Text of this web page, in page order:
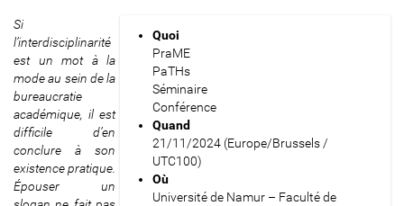
h
t
t
p
s
:
/
/
p
a
Quoi
PraME
PaTHs
Séminaire
Conférence
Quand
21/11/2024 (Europe/Brussels /
UTC100)
Où
Université de Namur – Faculté de
Si
l’interdisciplinarité
est un mot à la
mode au sein de la
bureaucratie
académique, il est
difficile d’en
conclure à son
existence pratique.
Épouser un